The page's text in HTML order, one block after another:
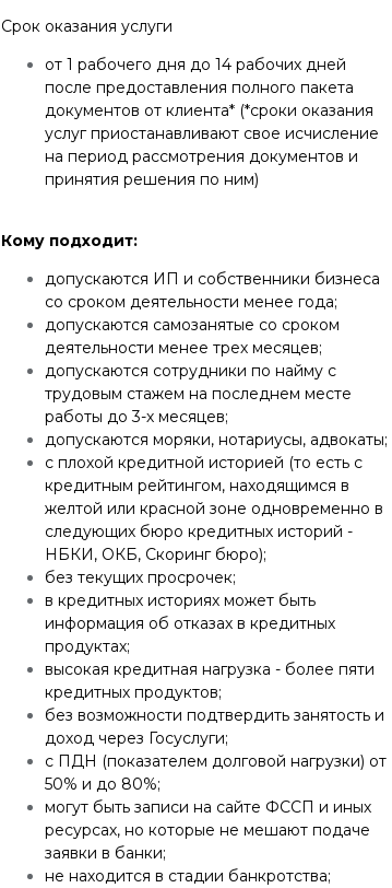
Срок оказания услуги
от 1 рабочего дня до 14 рабочих дней
после предоставления полного пакета
документов от клиента* (*сроки оказания
услуг приостанавливают свое исчисление
на период рассмотрения документов и
принятия решения по ним)
Кому подходит:
допускаются ИП и собственники бизнеса
со сроком деятельности менее года;
допускаются самозанятые со сроком
деятельности менее трех месяцев;
допускаются сотрудники по найму с
трудовым стажем на последнем месте
работы до 3-х месяцев;
допускаются моряки, нотариусы, адвокаты;
с плохой кредитной историей (то есть с
кредитным рейтингом, находящимся в
желтой или красной зоне одновременно в
следующих бюро кредитных историй -
НБКИ, ОКБ, Скоринг бюро);
без текущих просрочек;
в кредитных историях может быть
информация об отказах в кредитных
продуктах;
высокая кредитная нагрузка - более пяти
кредитных продуктов;
без возможности подтвердить занятость и
доход через Госуслуги;
с ПДН (показателем долговой нагрузки) от
50% и до 80%;
могут быть записи на сайте ФССП и иных
ресурсах, но которые не мешают подаче
заявки в банки;
не находится в стадии банкротства;